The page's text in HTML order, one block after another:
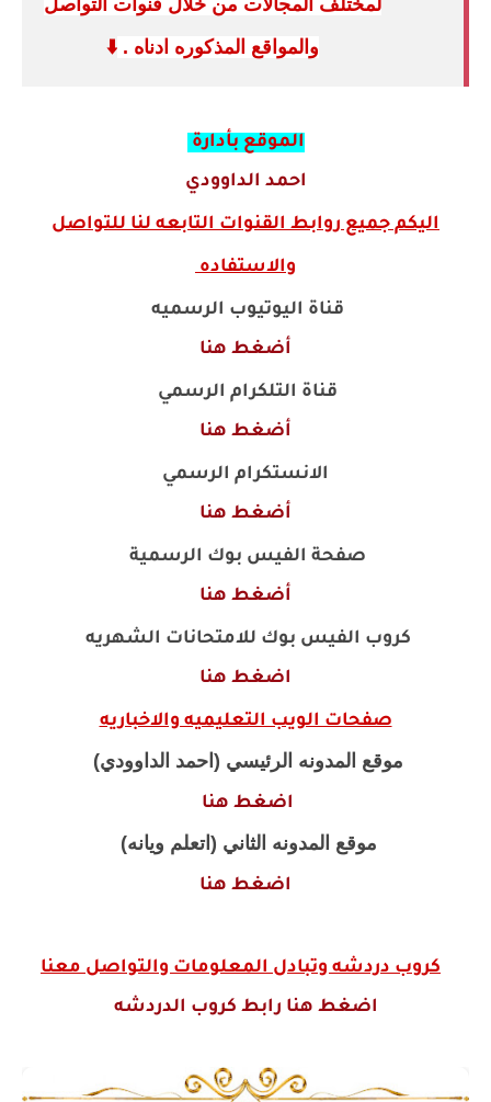
والمواقع المذكوره ادناه . ⬇️
الموقع بأدارة
احمد الداوودي
اليكم جميع روابط القنوات التابعه لنا للتواصل
والاستفاده
قناة اليوتيوب الرسميه
أضغط هنا
قناة التلكرام الرسمي
أضغط هنا
الانستكرام الرسمي
أضغط هنا
صفحة الفيس بوك الرسمية
أضغط هنا
كروب الفيس بوك للامتحانات الشهريه
اضغط هنا
صفحات الويب التعليميه والاخباريه
موقع المدونه الرئيسي (احمد الداوودي)
اضغط هنا
موقع المدونه الثاني (اتعلم ويانه)
اضغط هنا
كروب دردشه وتبادل المعلومات والتواصل معنا
اضغط هنا رابط كروب الدردشه